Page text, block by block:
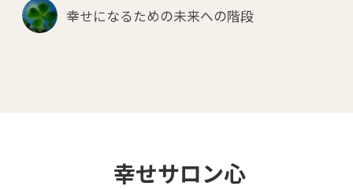
幸せになるための未来への階段
幸せサロン心